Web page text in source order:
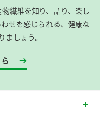
繊維を知り、語り、楽し
せを感じられる、健康な
ましょう。